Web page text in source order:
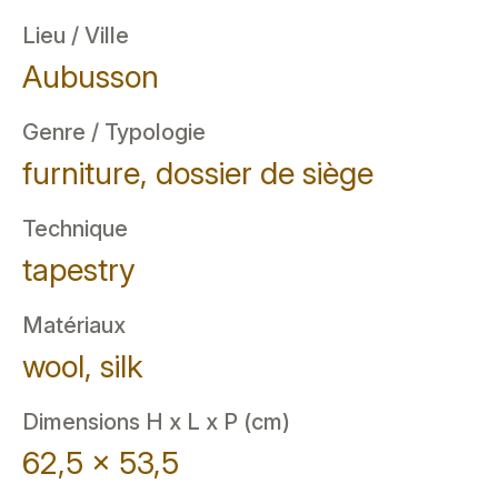
Lieu / Ville
Aubusson
Genre / Typologie
furniture, dossier de siège
Technique
tapestry
Matériaux
wool, silk
Dimensions H x L x P (cm)
62,5 x 53,5